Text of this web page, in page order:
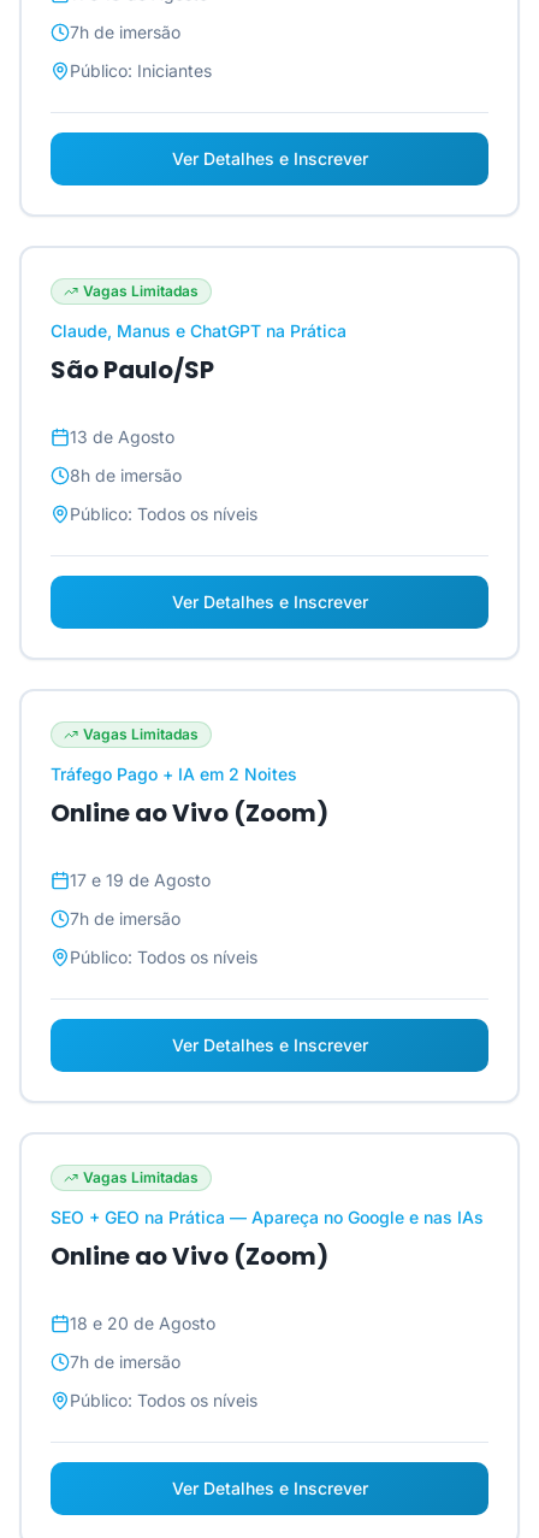
7h de imersão
Público: Iniciantes
Ver Detalhes e Inscrever
Vagas Limitadas
Claude, Manus e ChatGPT na Prática
São Paulo/SP
13 de Agosto
8h de imersão
Público: Todos os níveis
Ver Detalhes e Inscrever
Vagas Limitadas
Tráfego Pago + IA em 2 Noites
Online ao Vivo (Zoom)
17 e 19 de Agosto
7h de imersão
Público: Todos os níveis
Ver Detalhes e Inscrever
Vagas Limitadas
SEO + GEO na Prática — Apareça no Google e nas IAs
Online ao Vivo (Zoom)
18 e 20 de Agosto
7h de imersão
Público: Todos os níveis
Ver Detalhes e Inscrever